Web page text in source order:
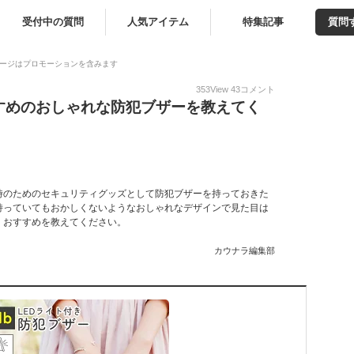
受付中の質問 人気アイテム 特集記事 質問
ジはプロモーションを含みます
353View 43コメント
のおしゃれな防犯ブザーを教えてく
ためのセキュリティグッズとして防犯ブザーを持っておきた
ていてもおかしくないようなおしゃれなデザインで見た目は
すすめを教えてください。
カウナラ編集部